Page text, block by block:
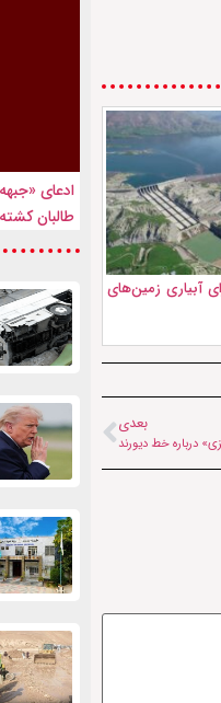
آبیاری زمین‌های
بعدی
درباره خط دیورند
طالبان